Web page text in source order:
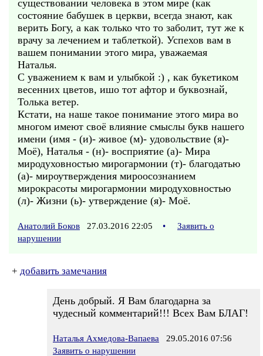
существовании человека в этом мире (как
состояние бабушек в церкви, всегда знают, как
верить Богу, а как только что то заболит, тут же к
врачу за лечением и таблеткой). Успехов вам в
вашем понимании этого мира, уважаемая
Наталья.
С уважением к вам и улыбкой :) , как букетиком
весенних цветов, ишо тот афтор и буквознай,
Толька ветер.
Кстати, на наше такое понимание этого мира во
многом имеют своё влияние смыслы букв нашего
имени (имя - (и)- живое (м)- удовольствие (я)-
Моё), Наталья - (н)- восприятие (а)- Мира
миродуховностью мирогармонии (т)- благодатью
(а)- мироутверждения мироосознанием
мирокрасоты мирогармонии миродуховностью
(л)- Жизни (ь)- утверждение (я)- Моё.
Анатолий Боков 27.03.2016 22:05 •
Заявить о
нарушении
+ добавить замечания
День добрый. Я Вам благодарна за
чудесный комментарий!!! Всех Вам БЛАГ!
Наталья Ахмедова-Вапаева 29.05.2016 07:56
Заявить о нарушении